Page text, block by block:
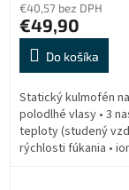
€40,57 bez DPH
€49,90
Do košíka
Statický kulmofén
polodlhé vlasy • 3
teploty (studený
rýchlosti fúkania •